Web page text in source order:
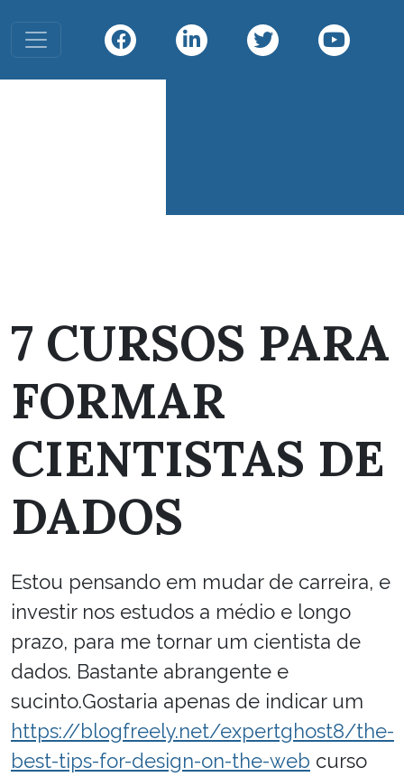
Toggle navigation
7 CURSOS PARA
FORMAR
CIENTISTAS DE
DADOS
Estou pensando em mudar de carreira, e
investir nos estudos a médio e longo
prazo, para me tornar um cientista de
dados. Bastante abrangente e
sucinto.Gostaria apenas de indicar um
https://blogfreely.net/expertghost8/the-
best-tips-for-design-on-the-web curso